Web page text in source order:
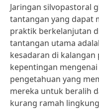
Jaringan silvopastoral
tantangan yang dapat
praktik berkelanjutan
tantangan utama
kesadaran di
kepentingan
pengetahuan yang
mereka untuk beralih
kurang ramah